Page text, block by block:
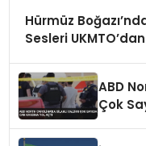
Hürmüz
Sesleri
ABD
Çok